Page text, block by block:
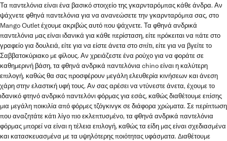
Τα παντελόνια είναι ένα βασικό στοιχείο της γκαρνταρόμπας κάθε άνδρα. Αν
ψάχνετε φθηνά παντελόνια για να ανανεώσετε την γκαρνταρόμπα σας, στο
Mango Outlet έχουμε ακριβώς αυτό που ψάχνετε. Τα φθηνά ανδρικά
παντελόνια μας είναι ιδανικά για κάθε περίσταση, είτε πρόκειται να πάτε στο
γραφείο για δουλειά, είτε για να είστε άνετα στο σπίτι, είτε για να βγείτε το
Σαββατοκύριακο με φίλους. Αν χρειάζεστε ένα ρούχο για να φοράτε σε
καθημερινή βάση, τα φθηνά ανδρικά παντελόνια chino είναι η καλύτερη
επιλογή, καθώς θα σας προσφέρουν μεγάλη ελευθερία κινήσεων και άνεση
χάρη στην ελαστική υφή τους. Αν σας αρέσει να ντύνεστε άνετα, έχουμε το
ιδανικό φτηνό ανδρικό παντελόνι φόρμας για εσάς, καθώς διαθέτουμε επίσης
μια μεγάλη ποικιλία από φόρμες τζόγκινγκ σε διάφορα χρώματα. Σε περίπτωση
που αναζητάτε κάτι λίγο πιο εκλεπτυσμένο, τα φθηνά ανδρικά παντελόνια
φόρμας μπορεί να είναι η τέλεια επιλογή, καθώς τα είδη μας είναι σχεδιασμένα
και κατασκευασμένα με τα υψηλότερης ποιότητας υφάσματα. Διαθέτουμε